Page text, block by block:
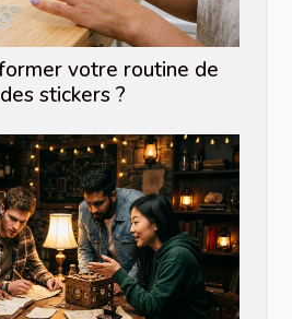
votre routine de
stickers ?